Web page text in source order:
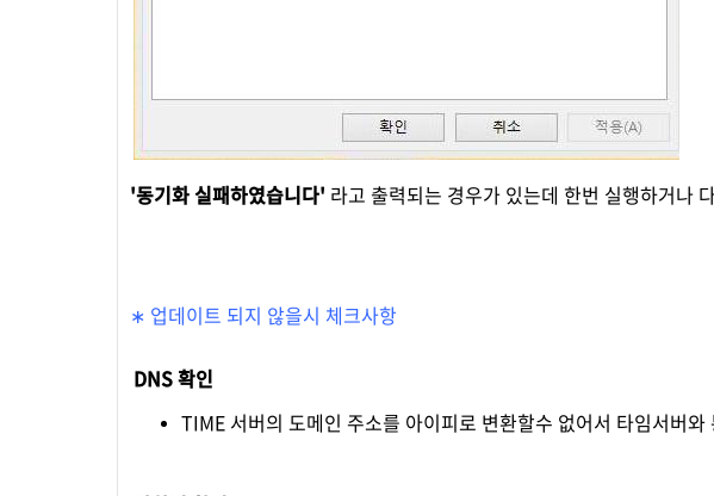
'동기화 실패하였습니다' 라고 출력되는 경우가 있는데 한번 실행하거나
∗ 업데이트 되지 않을시 체크사항
DNS 확인
TIME 서버의 도메인 주소를 아이피로 변환할수 없어서 타임서버와